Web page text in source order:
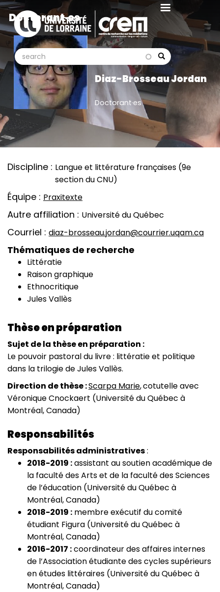
Aller
contenu
principal
Search
search search
Doctorant·es
Diaz-Brosseau Jordan
Doctorant·es
Discipline
Langue et littérature françaises (9e
section du CNU)
Équipe Praxitexte
Autre affiliation Université du Québec
Courriel diaz-brosseau.jordan@courrier.uqam.ca
Thématiques de recherche
Littératie
Raison graphique
Ethnocritique
Jules Vallès
Thèse en préparation
Sujet de la thèse en préparation :
Le pouvoir pastoral du livre : littératie et politique
dans la trilogie de Jules Vallès.
Direction de thèse :Scarpa Marie,cotutelle avec
Véronique Cnockaert (Université du Québec à
Montréal, Canada)
Responsabilités
Responsabilités administratives:
2018-2019 :assistant au soutien académique de
la faculté des Arts et de la faculté des Sciences
de l’éducation (Université du Québec à
Montréal, Canada)
2018-2019 : membre exécutif du comité
étudiant Figura (Université du Québec à
Montréal, Canada)
2016-2017 :coordinateur des affaires internes
de l’Association étudiante des cycles supérieurs
en études littéraires (Université du Québec à
Montréal, Canada)